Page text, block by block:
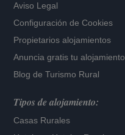
Aviso Legal
Configuración de Cookies
Propietarios alojamientos
Anuncia gratis tu alojamiento
Blog de Turismo Rural
Tipos de alojamiento:
Casas Rurales